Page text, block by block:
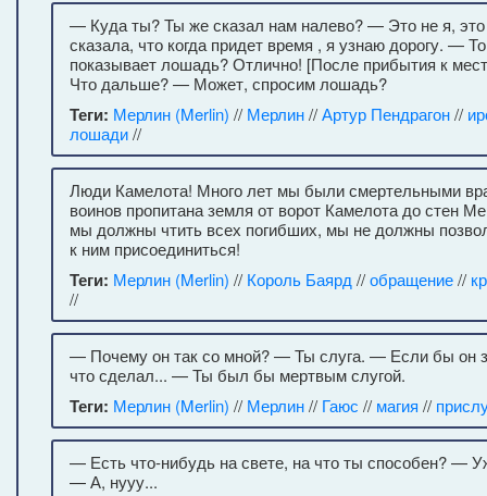
— Куда ты? Ты же сказал нам налево? — Это не я,
сказала, что когда придет время , я узнаю дорогу. —
показывает лошадь? Отлично! [После прибытия к
Что дальше? — Может, спросим лошадь?
Теги: Мерлин (Merlin) // Мерлин//Артур Пендрагон//
лошади//
Люди Камелота! Много лет мы были смертельными
воинов пропитана земля от ворот Камелота до стен
мы должны чтить всех погибших, мы не должны
к ним присоединиться!
Теги: Мерлин (Merlin) // Король Баярд //обращение//
//
— Почему он так со мной? — Ты слуга. — Если бы он
что сделал... — Ты был бы мертвым слугой.
Теги: Мерлин (Merlin) // Мерлин// Гаюс // магия //
— Есть что-нибудь на свете, на что ты способен? —
— А, нууу...